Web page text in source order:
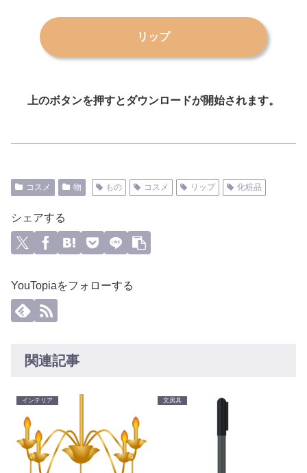
リップ
上のボタンを押すとダウンロードが開始されます。
コスメ 物 もの コスメ リップ 化粧品
シェアする
YouTopiaをフォローする
関連記事
インテリア 文房具